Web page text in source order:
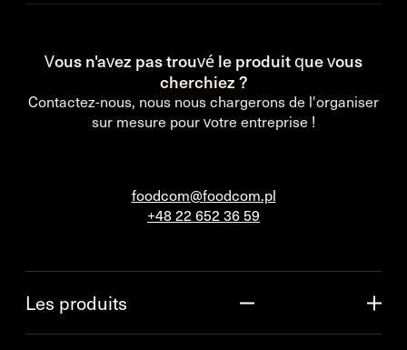
Vous n'avez pas trouvé le produit que vous
cherchiez ?
Contactez-nous, nous nous chargerons de l'organiser
sur mesure pour votre entreprise !
foodcom@foodcom.pl
+48 22 652 36 59
Les produits